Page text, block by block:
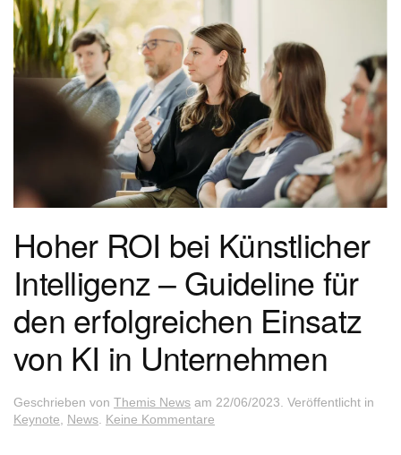
Hoher ROI bei Künstlicher
Intelligenz – Guideline für
den erfolgreichen Einsatz
von KI in Unternehmen
Geschrieben von Themis News am 22/06/2023 . Veröffentlicht in
Keynote
News Keine Kommentare